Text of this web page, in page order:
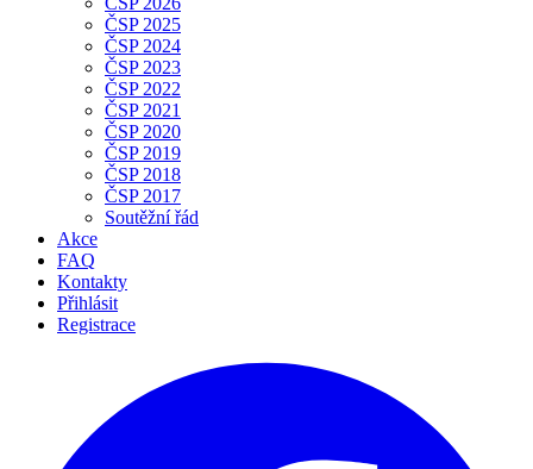
ČSP 2025
ČSP 2024
ČSP 2023
ČSP 2022
ČSP 2021
ČSP 2020
ČSP 2019
ČSP 2018
ČSP 2017
Soutěžní řád
Akce
FAQ
Kontakty
Přihlásit
Registrace